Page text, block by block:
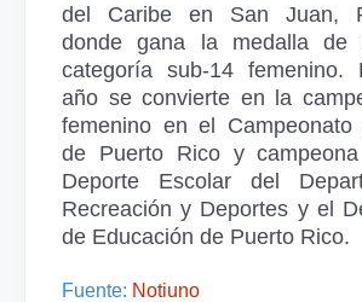
del Caribe en San Juan,
donde gana la medalla
categoría sub-14 femenino.
año se convierte en la
femenino en el Campeonato
de Puerto Rico y
Deporte Escolar del
Recreación y Deportes y el
de Educación de Puerto Rico.
Fuente: Notiuno